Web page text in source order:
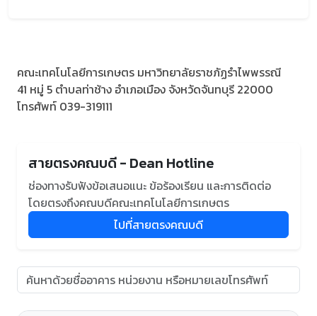
คณะเทคโนโลยีการเกษตร มหาวิทยาลัยราชภัฏรำไพพรรณี
41 หมู่ 5 ตำบลท่าช้าง อำเภอเมือง จังหวัดจันทบุรี 22000
โทรศัพท์ 039-319111
สายตรงคณบดี - Dean Hotline
ช่องทางรับฟังข้อเสนอแนะ ข้อร้องเรียน และการติดต่อ
โดยตรงถึงคณบดีคณะเทคโนโลยีการเกษตร
ไปที่สายตรงคณบดี